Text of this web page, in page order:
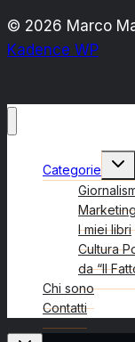
© 2026 Marco
Kadence WP
Categorie
figlio
I miei libri
Cultura
da “Il
Chi sono
Contatti